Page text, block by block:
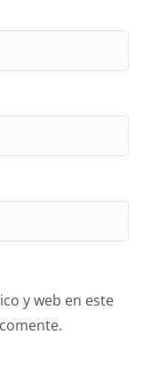
y web en este